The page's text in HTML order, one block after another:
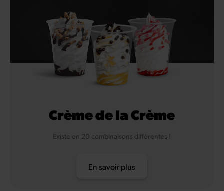
Crème de la Crème
Existe en 20 combinaisons différentes !
En savoir plus